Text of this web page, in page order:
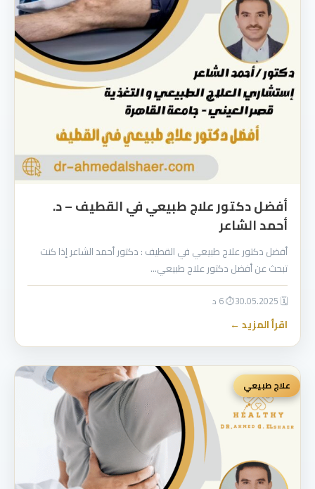
أفضل دكتور علاج طبيعي في القطيف – د.
أحمد الشاعر
أفضل دكتور علاج طبيعي في القطيف : دكتور أحمد الشاعر إذا كنت
تبحث عن أفضل دكتور علاج طبيعي…
🗓 30.05.2025 ⏱ 6 د
اقرأ المزيد ←
علاج طبيعي